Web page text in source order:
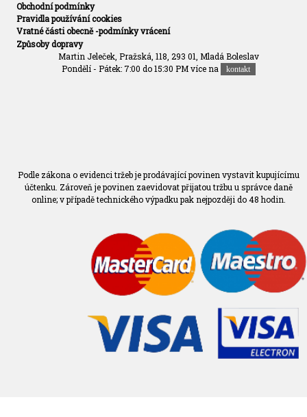
Obchodní podmínky
Pravidla používání cookies
Vratné části obecně -podmínky vrácení
Způsoby dopravy
Martin Jeleček, Pražská, 118, 293 01, Mladá Boleslav
Pondělí - Pátek: 7:00 do 15:30 PM více na
kontakt
Podle zákona o evidenci tržeb je prodávající povinen vystavit kupujícímu
účtenku. Zároveň je povinen zaevidovat přijatou tržbu u správce daně
online; v případě technického výpadku pak nejpozději do 48 hodin.